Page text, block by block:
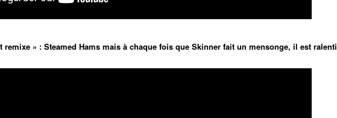
remixe » : Steamed Hams mais à chaque fois que Skinner fait un mensonge, il est ralenti